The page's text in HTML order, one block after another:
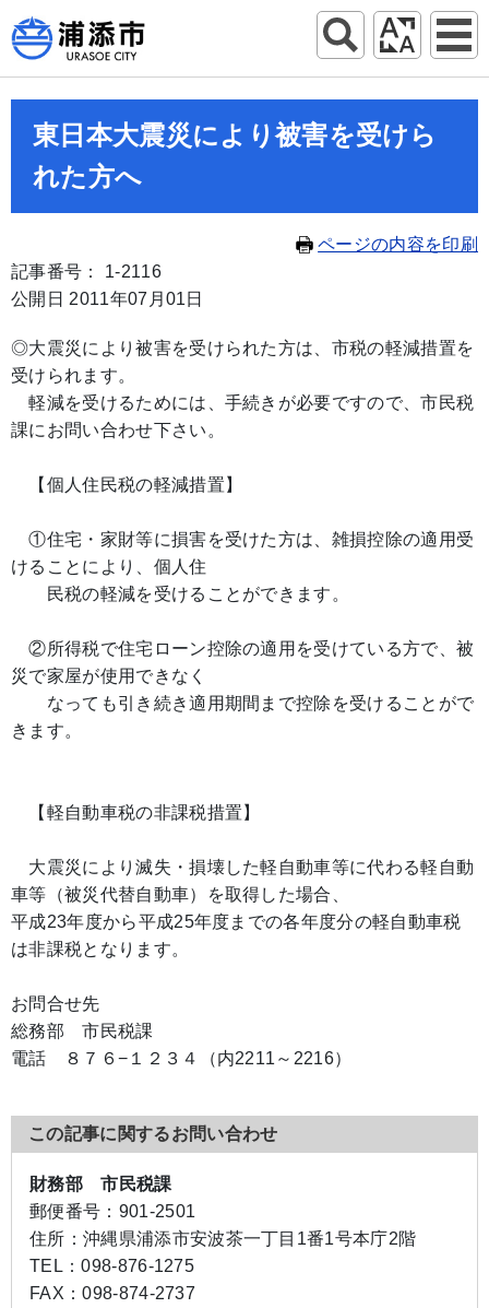
東日本大震災により被害を受けら
れた方へ
ページの内容を印刷
記事番号： 1-2116
公開日 2011年07月01日
◎大震災により被害を受けられた方は、市税の軽減措置を
受けられます。
軽減を受けるためには、手続きが必要ですので、市民税
課にお問い合わせ下さい。
【個人住民税の軽減措置】
①住宅・家財等に損害を受けた方は、雑損控除の適用受
けることにより、個人住
民税の軽減を受けることができます。
②所得税で住宅ローン控除の適用を受けている方で、被
災で家屋が使用できなく
なっても引き続き適用期間まで控除を受けることがで
きます。
【軽自動車税の非課税措置】
大震災により滅失・損壊した軽自動車等に代わる軽自動
車等（被災代替自動車）を取得した場合、
平成23年度から平成25年度までの各年度分の軽自動車税
は非課税となります。
お問合せ先
総務部 市民税課
電話 ８７６−１２３４（内2211～2216）
この記事に関するお問い合わせ
財務部 市民税課
郵便番号： 901-2501
住所： 沖縄県浦添市安波茶一丁目1番1号本庁2階
TEL：098-876-1275
FAX：098-874-2737